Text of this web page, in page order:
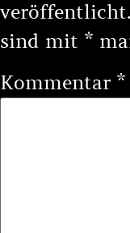
veröffentlicht.
sind mit *
Kommentar *